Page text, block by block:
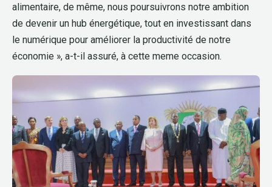
alimentaire, de même, nous poursuivrons notre ambition
de devenir un hub énergétique, tout en investissant dans
le numérique pour améliorer la productivité de notre
économie », a-t-il assuré, à cette meme occasion.